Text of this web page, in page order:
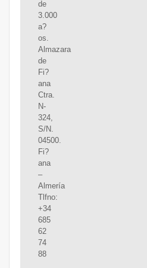
de
3.000
a?
os.
Almazara
de
Fi?
ana
Ctra.
N-
324,
S/N.
04500.
Fi?
ana
–
Almería
Tlfno:
+34
685
62
74
88